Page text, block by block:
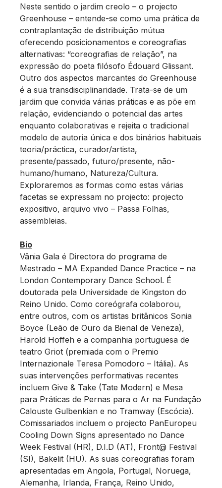
Neste sentido o jardim creolo – o projecto
Greenhouse – entende-se como uma prática de
contraplantação de distribuição mútua
oferecendo posicionamentos e coreografias
alternativas: “coreografias de relação”, na
expressão do poeta filósofo Édouard Glissant.
Outro dos aspectos marcantes do Greenhouse
é a sua transdisciplinaridade. Trata-se de um
jardim que convida várias práticas e as põe em
relação, evidenciando o potencial das artes
enquanto colaborativas e rejeita o tradicional
modelo de autoria única e dos binários habituais
teoria/práctica, curador/artista,
presente/passado, futuro/presente, não-
humano/humano, Natureza/Cultura.
Exploraremos as formas como estas várias
facetas se expressam no projecto: projecto
expositivo, arquivo vivo – Passa Folhas,
assembleias.
Bio
Vânia Gala é Directora do programa de
Mestrado – MA Expanded Dance Practice – na
London Contemporary Dance School. É
doutorada pela Universidade de Kingston do
Reino Unido. Como coreógrafa colaborou,
entre outros, com os artistas britânicos Sonia
Boyce (Leão de Ouro da Bienal de Veneza),
Harold Hoffeh e a companhia portuguesa de
teatro Griot (premiada com o Premio
Internazionale Teresa Pomodoro – Itália). As
suas intervenções performativas recentes
incluem Give & Take (Tate Modern) e Mesa
para Práticas de Pernas para o Ar na Fundação
Calouste Gulbenkian e no Tramway (Escócia).
Comissariados incluem o projecto PanEuropeu
Cooling Down Signs apresentado no Dance
Week Festival (HR), D.I.D (AT), Front@ Festival
(SI), Bakelit (HU). As suas coreografias foram
apresentadas em Angola, Portugal, Noruega,
Alemanha, Irlanda, França, Reino Unido,